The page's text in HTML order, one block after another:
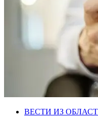
ВЕСТИ ИЗ